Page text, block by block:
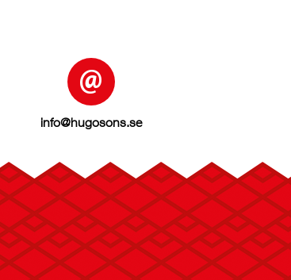
info@hugosons.se